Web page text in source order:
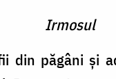
Irmosul
din păgâni şi